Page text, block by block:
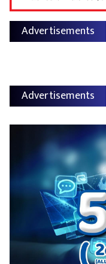
Advertisements
Advertisements